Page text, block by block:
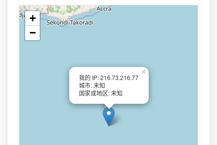
我的 IP: 216.73.216.77
城市: 未知
国家或地区: 未知
×
+
−